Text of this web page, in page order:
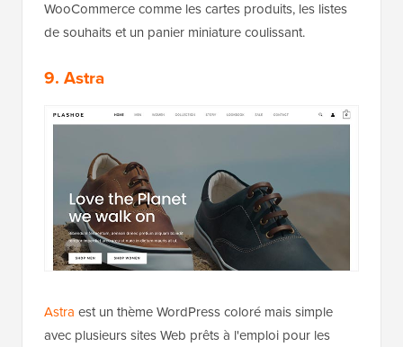
WooCommerce comme les cartes produits, les listes
de souhaits et un panier miniature coulissant.
9. Astra
Astra est un thème WordPress coloré mais simple
avec plusieurs sites Web prêts à l'emploi pour les